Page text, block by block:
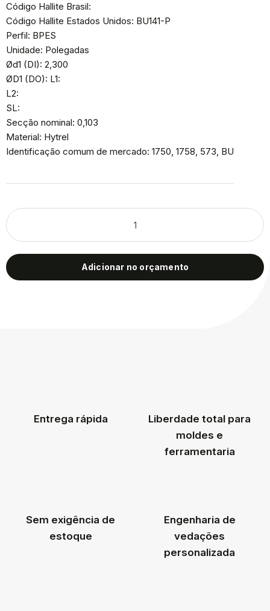
Código Hallite Brasil:
Código Hallite Estados Unidos: BU141-P
Perfil: BPES
Unidade: Polegadas
Ød1 (DI): 2,300
ØD1 (DO): L1:
L2:
SL:
Secção nominal: 0,103
Material: Hytrel
Identificação comum de mercado: 1750, 1758, 573, BU
Adicionar no orçamento
Entrega rápida
Liberdade total para
moldes e
ferramentaria
Sem exigência de
estoque
Engenharia de
vedações
personalizada